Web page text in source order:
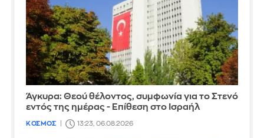
Άγκυρα: Θεού θέλοντος, συμφωνία για το Στενό
εντός της ημέρας - Επίθεση στο Ισραήλ
ΚΟΣΜΟΣ 13:23, 06.08.2026